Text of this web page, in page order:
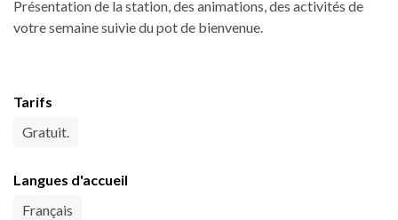
Présentation de la station, des animations, des activités de
votre semaine suivie du pot de bienvenue.
Tarifs
Gratuit.
Langues d'accueil
Français